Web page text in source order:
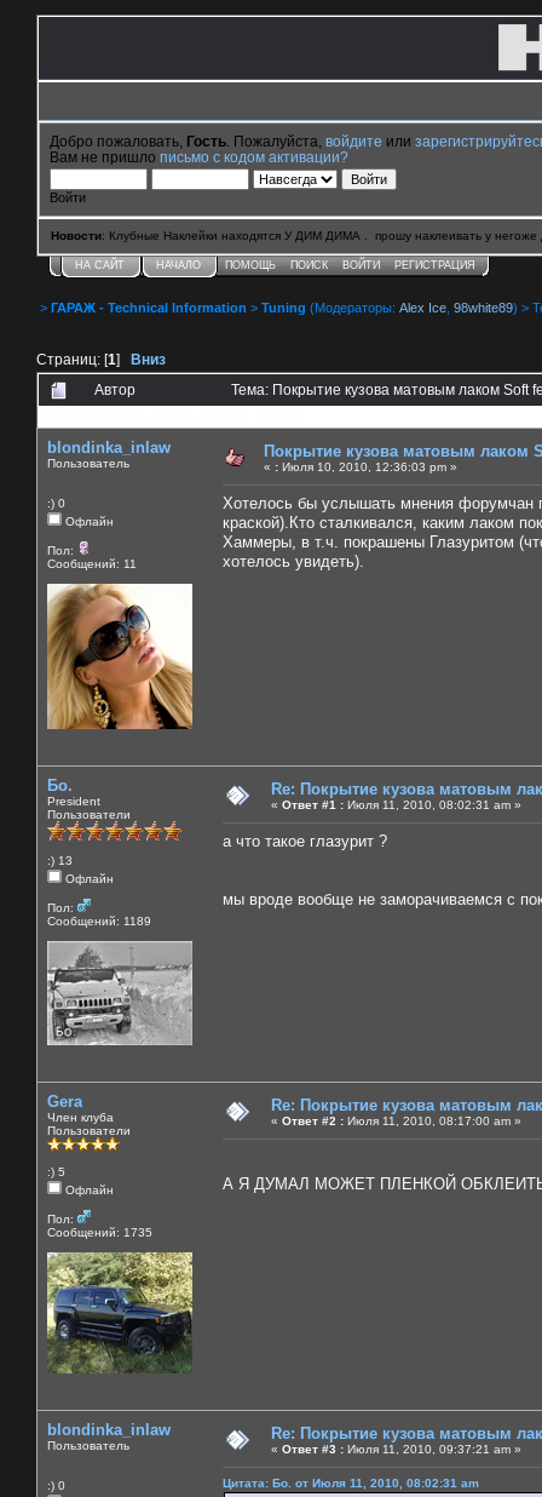
Добро пожаловать, Гость . Пожалуйста, войдите или
Вам не пришло письмо с кодом активации?
Войти
Новости: Клубные Наклейки находятся У ДИМ ДИМА . прошу наклеивать у негоже
НА САЙТ НАЧАЛО ПОМОЩЬ ПОИСК ВОЙТИ РЕГИСТРАЦИЯ
> ГАРАЖ - Technical Information > Tuning (Модераторы: Alex Ice 98white89) >
Страниц: [1] Вниз
Автор
Тема: Покрытие кузова матовым лаком Soft
blondinka_inlaw
Пользователь
:) 0
Офлайн
Пол:
Сообщений: 11
Покрытие кузова матовым лаком
« : Июля 10, 2010, 12:36:03 pm »
Хотелось бы услышать мнения форумчан
краской).Кто сталкивался, каким лаком
Хаммеры, в т.ч. покрашены Глазуритом
хотелось увидеть).
Бо.
President
Пользователи
:) 13
Офлайн
Пол:
Сообщений: 1189
Re: Покрытие кузова матовым
« Ответ #1 : Июля 11, 2010, 08:02:31 am »
а что такое глазурит ?
мы вроде вообще не заморачиваемся с
Gera
Член клуба
Пользователи
:) 5
Офлайн
Пол:
Сообщений: 1735
Re: Покрытие кузова матовым
« Ответ #2 : Июля 11, 2010, 08:17:00 am »
А Я ДУМАЛ МОЖЕТ ПЛЕНКОЙ
blondinka_inlaw
Пользователь
:) 0
Re: Покрытие кузова матовым
« Ответ #3 : Июля 11, 2010, 09:37:21 am »
Цитата: Бо. от Июля 11, 2010, 08:02:31 am